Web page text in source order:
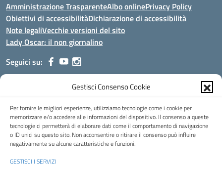
Gestisci Consenso Cookie
Per fornire le migliori esperienze, utilizziamo tecnologie come i cookie per
memorizzare e/o accedere alle informazioni del dispositivo. Il consenso a queste
tecnologie ci permetterà di elaborare dati come il comportamento di navigazione
o ID unici su questo sito. Non acconsentire o ritirare il consenso può influire
negativamente su alcune caratteristiche e funzioni.
GESTISCI I SERVIZI
Amministrazione TrasparenteAlbo onlinePrivacy Policy
Obiettivi di accessibilitàDichiarazione di accessibilità
Note legaliVecchie versioni del sito
Lady Oscar: il non giornalino
Seguici su:
Viale Aldo Moro, 51 - 24021 Albino (Bg)
Posta elettronica certificata (PEC):bgis00900b@pec.istruzione.it
Codice fiscale: 95002390169
Codice meccanografico:BGIS00900B
Codice unico di fatturazione (CUF): UFMHLX